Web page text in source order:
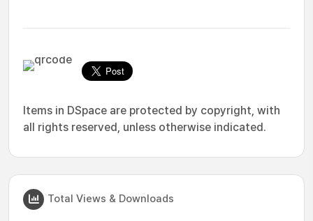
Items in DSpace are protected by copyright, with
all rights reserved, unless otherwise indicated.
Total Views & Downloads